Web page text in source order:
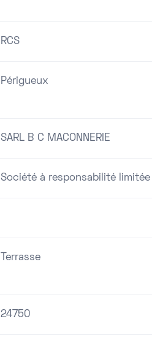
RCS
Périgueux
SARL B C MACONNERIE
Société à responsabilité limitée
Terrasse
24750